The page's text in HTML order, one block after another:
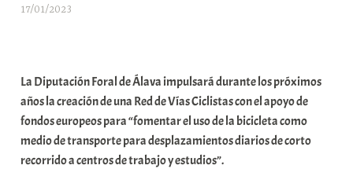
17/01/2023
a
r
E
r
r
La Diputación Foral de Álava impulsará durante los próximos
años la creación de una Red de Vías Ciclistas con el apoyo de
fondos europeos para “fomentar el uso de la bicicleta como
medio de transporte para desplazamientos diarios de corto
recorrido a centros de trabajo y estudios”.